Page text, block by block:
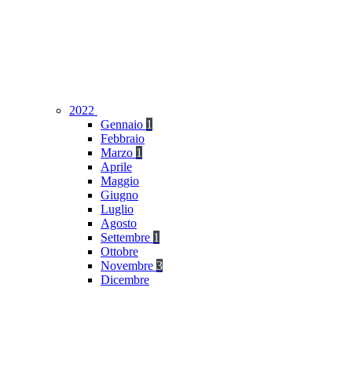
2022
Gennaio 1
Febbraio
Marzo 1
Aprile
Maggio
Giugno
Luglio
Agosto
Settembre 1
Ottobre
Novembre 3
Dicembre